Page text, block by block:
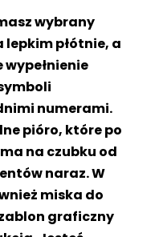
wybrany
płótnie, a
numerami.
pióro, które po
na czubku od
naraz. W
miska do
graficzny